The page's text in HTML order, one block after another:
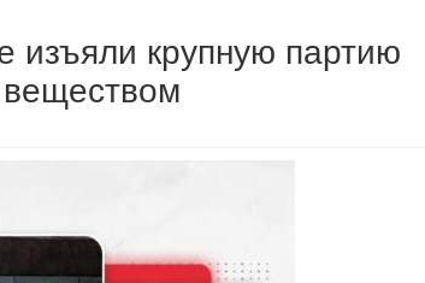
крупную партию